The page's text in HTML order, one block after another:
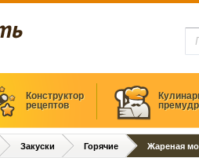
Конструктор
рецептов
Закуски Горячие Жареная